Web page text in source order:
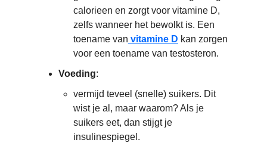
calorieen en zorgt voor vitamine D,
zelfs wanneer het bewolkt is. Een
toename van vitamine D kan zorgen
voor een toename van testosteron.
Voeding:
vermijd teveel (snelle) suikers. Dit
wist je al, maar waarom? Als je
suikers eet, dan stijgt je
insulinespiegel.